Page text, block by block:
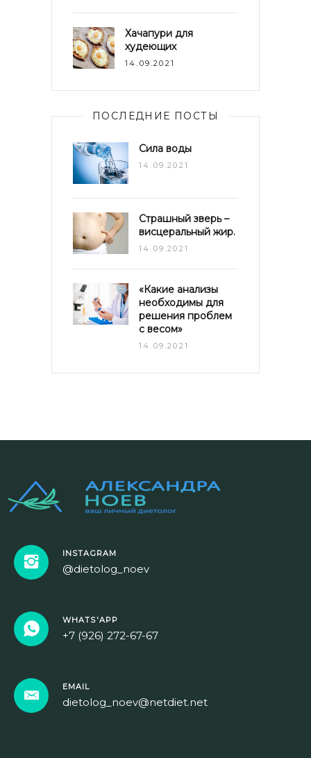
Хачапури для
худеющих
14.09.2021
ПОСЛЕДНИЕ ПОСТЫ
Сила воды
14.09.2021
Страшный зверь –
висцеральный жир.
14.09.2021
«Какие анализы
необходимы для
решения проблем
с весом»
14.09.2021
INSTAGRAM
@dietolog_noev
WHATS'APP
+7 (926) 272-67-67
EMAIL
dietolog_noev@netdiet.net